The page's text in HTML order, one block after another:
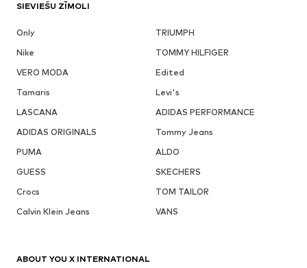
SIEVIEŠU ZĪMOLI
Only
TRIUMPH
Nike
TOMMY HILFIGER
VERO MODA
Edited
Tamaris
Levi's
LASCANA
ADIDAS PERFORMANCE
ADIDAS ORIGINALS
Tommy Jeans
PUMA
ALDO
GUESS
SKECHERS
Crocs
TOM TAILOR
Calvin Klein Jeans
VANS
ABOUT YOU X INTERNATIONAL